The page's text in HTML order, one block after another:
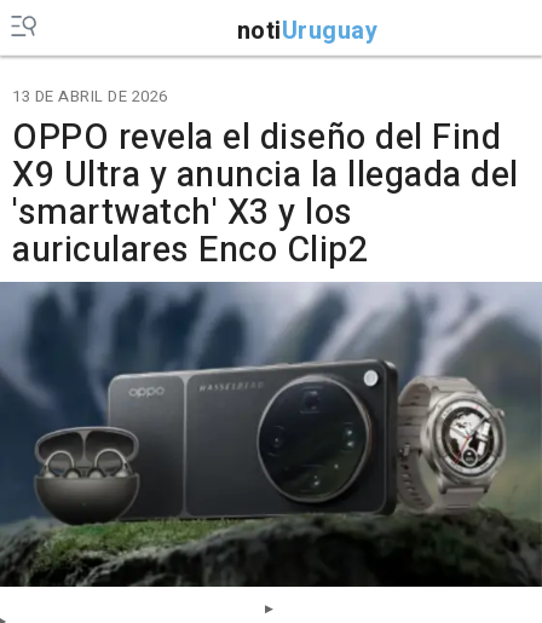
notiUruguay
13 DE ABRIL DE 2026
OPPO revela el diseño del Find
X9 Ultra y anuncia la llegada del
'smartwatch' X3 y los
auriculares Enco Clip2